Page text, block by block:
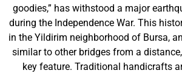
goodies,” has withstood a major
during the Independence War. This
in the Yildirim neighborhood of Bursa,
similar to other bridges from a
key feature. Traditional handicrafts